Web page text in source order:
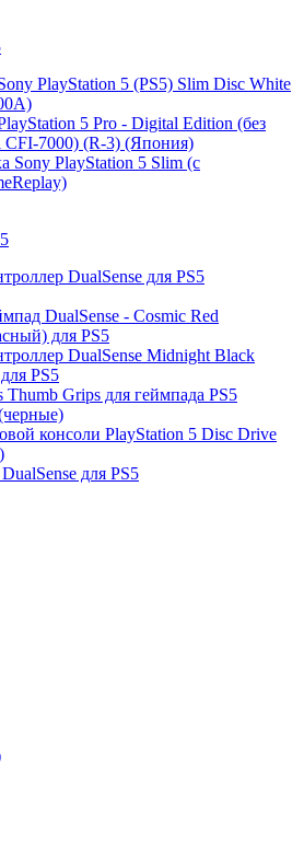
PlayStation 5 (PS5) Slim Disc White
5 Pro - Digital Edition (без
CFI-7000) (R-3) (Япония)
Sony PlayStation 5 Slim (с
DualSense для PS5
DualSense - Cosmic Red
для PS5
DualSense Midnight Black
PS5
Grips для геймпада PS5
консоли PlayStation 5 Disc Drive
для PS5